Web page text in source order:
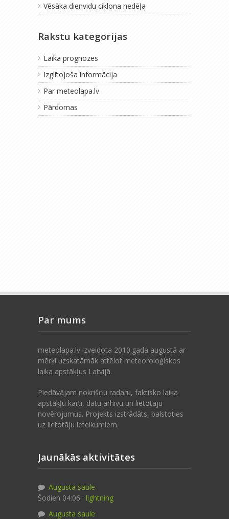
Vēsāka dienvidu ciklona nedēļa
Rakstu kategorijas
Laika prognozes
Izglītojoša informācija
Par meteolapa.lv
Pārdomas
Par mums
meteolapa.lv izveidota 2010.gada augustā ar
mērķi uzskatāmāk attēlot meteoroloģiskos
laika apstākļus Latvijā.
Piedāvājam nokrišņu radaru, faktisko laika
apstākļu karti, datu arhīvu un lietotāju
novērojumus. Projekts izstrādāts, balstoties
uz lietotāju ieteikumiem.
Jaunākās aktivitātes
Augusta saule
Šodien 04:06 · lightning
Augusta saule